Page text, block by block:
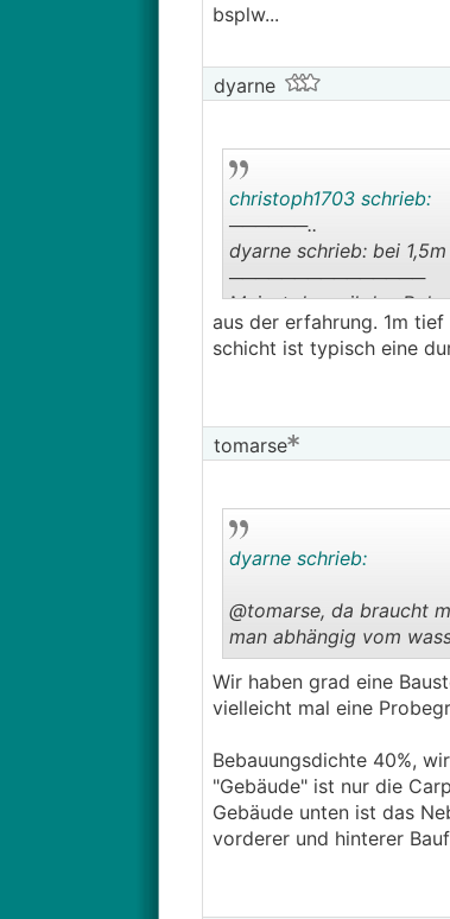
bsplw...
dyarne
christoph1703 schrieb:
──────..
dyarne schrieb: bei
───────────────
Meinst du weil das
ist, dann könnte der
Griff, wenn man
aus der erfahrung. 1m
schicht ist typisch eine
tomarse
dyarne schrieb:
@tomarse, da braucht
man abhängig vom
der plan wirft einige
- bebauungsdichte
bsplw...
Wir haben grad eine
vielleicht mal eine
Bebauungsdichte 40%,
"Gebäude" ist nur die
Gebäude unten ist das
vorderer und hinterer